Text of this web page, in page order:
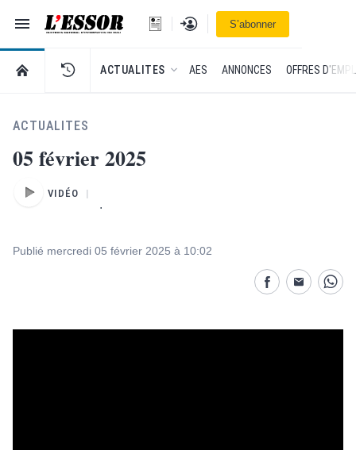
Navigation
L'Essor - retour à la une
Se connecterS’abonner
RETOUR À LA PAGE D’ACCUEIL DE L'ESSOR
ACTUALITES AES ANNONCES OFFRES
ACTUALITES
05 février 2025
VIDÉO
.
Publié mercredi 05 février 2025 à 10:02
Partage désactivé
Partage